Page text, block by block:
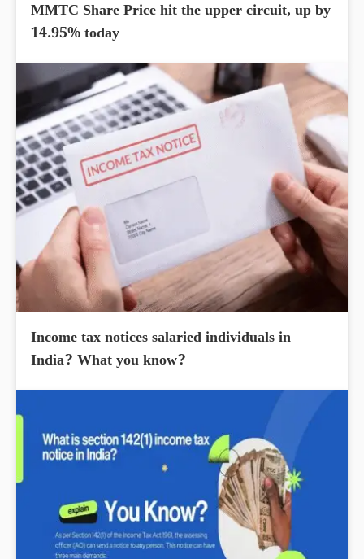
MMTC Share Price hit the upper circuit, up by
14.95% today
Income tax notices salaried individuals in
India? What you know?